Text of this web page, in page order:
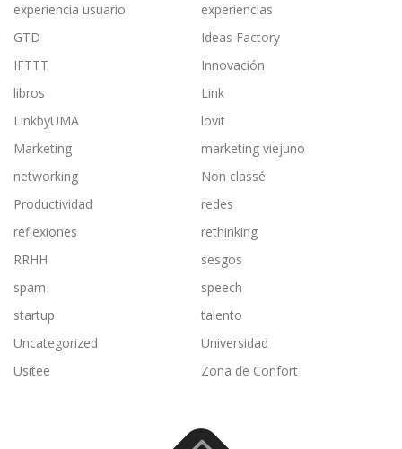
experiencia usuario
experiencias
GTD
Ideas Factory
IFTTT
Innovación
libros
Link
LinkbyUMA
lovit
Marketing
marketing viejuno
networking
Non classé
Productividad
redes
reflexiones
rethinking
RRHH
sesgos
spam
speech
startup
talento
Uncategorized
Universidad
Usitee
Zona de Confort